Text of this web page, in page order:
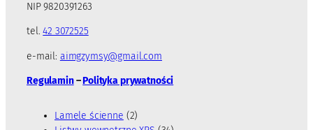
NIP 9820391263
tel.42 3072525
e-mail: aimgzymsy@gmail.com
Regulamin–Polityka prywatności
Lamele ścienne 22